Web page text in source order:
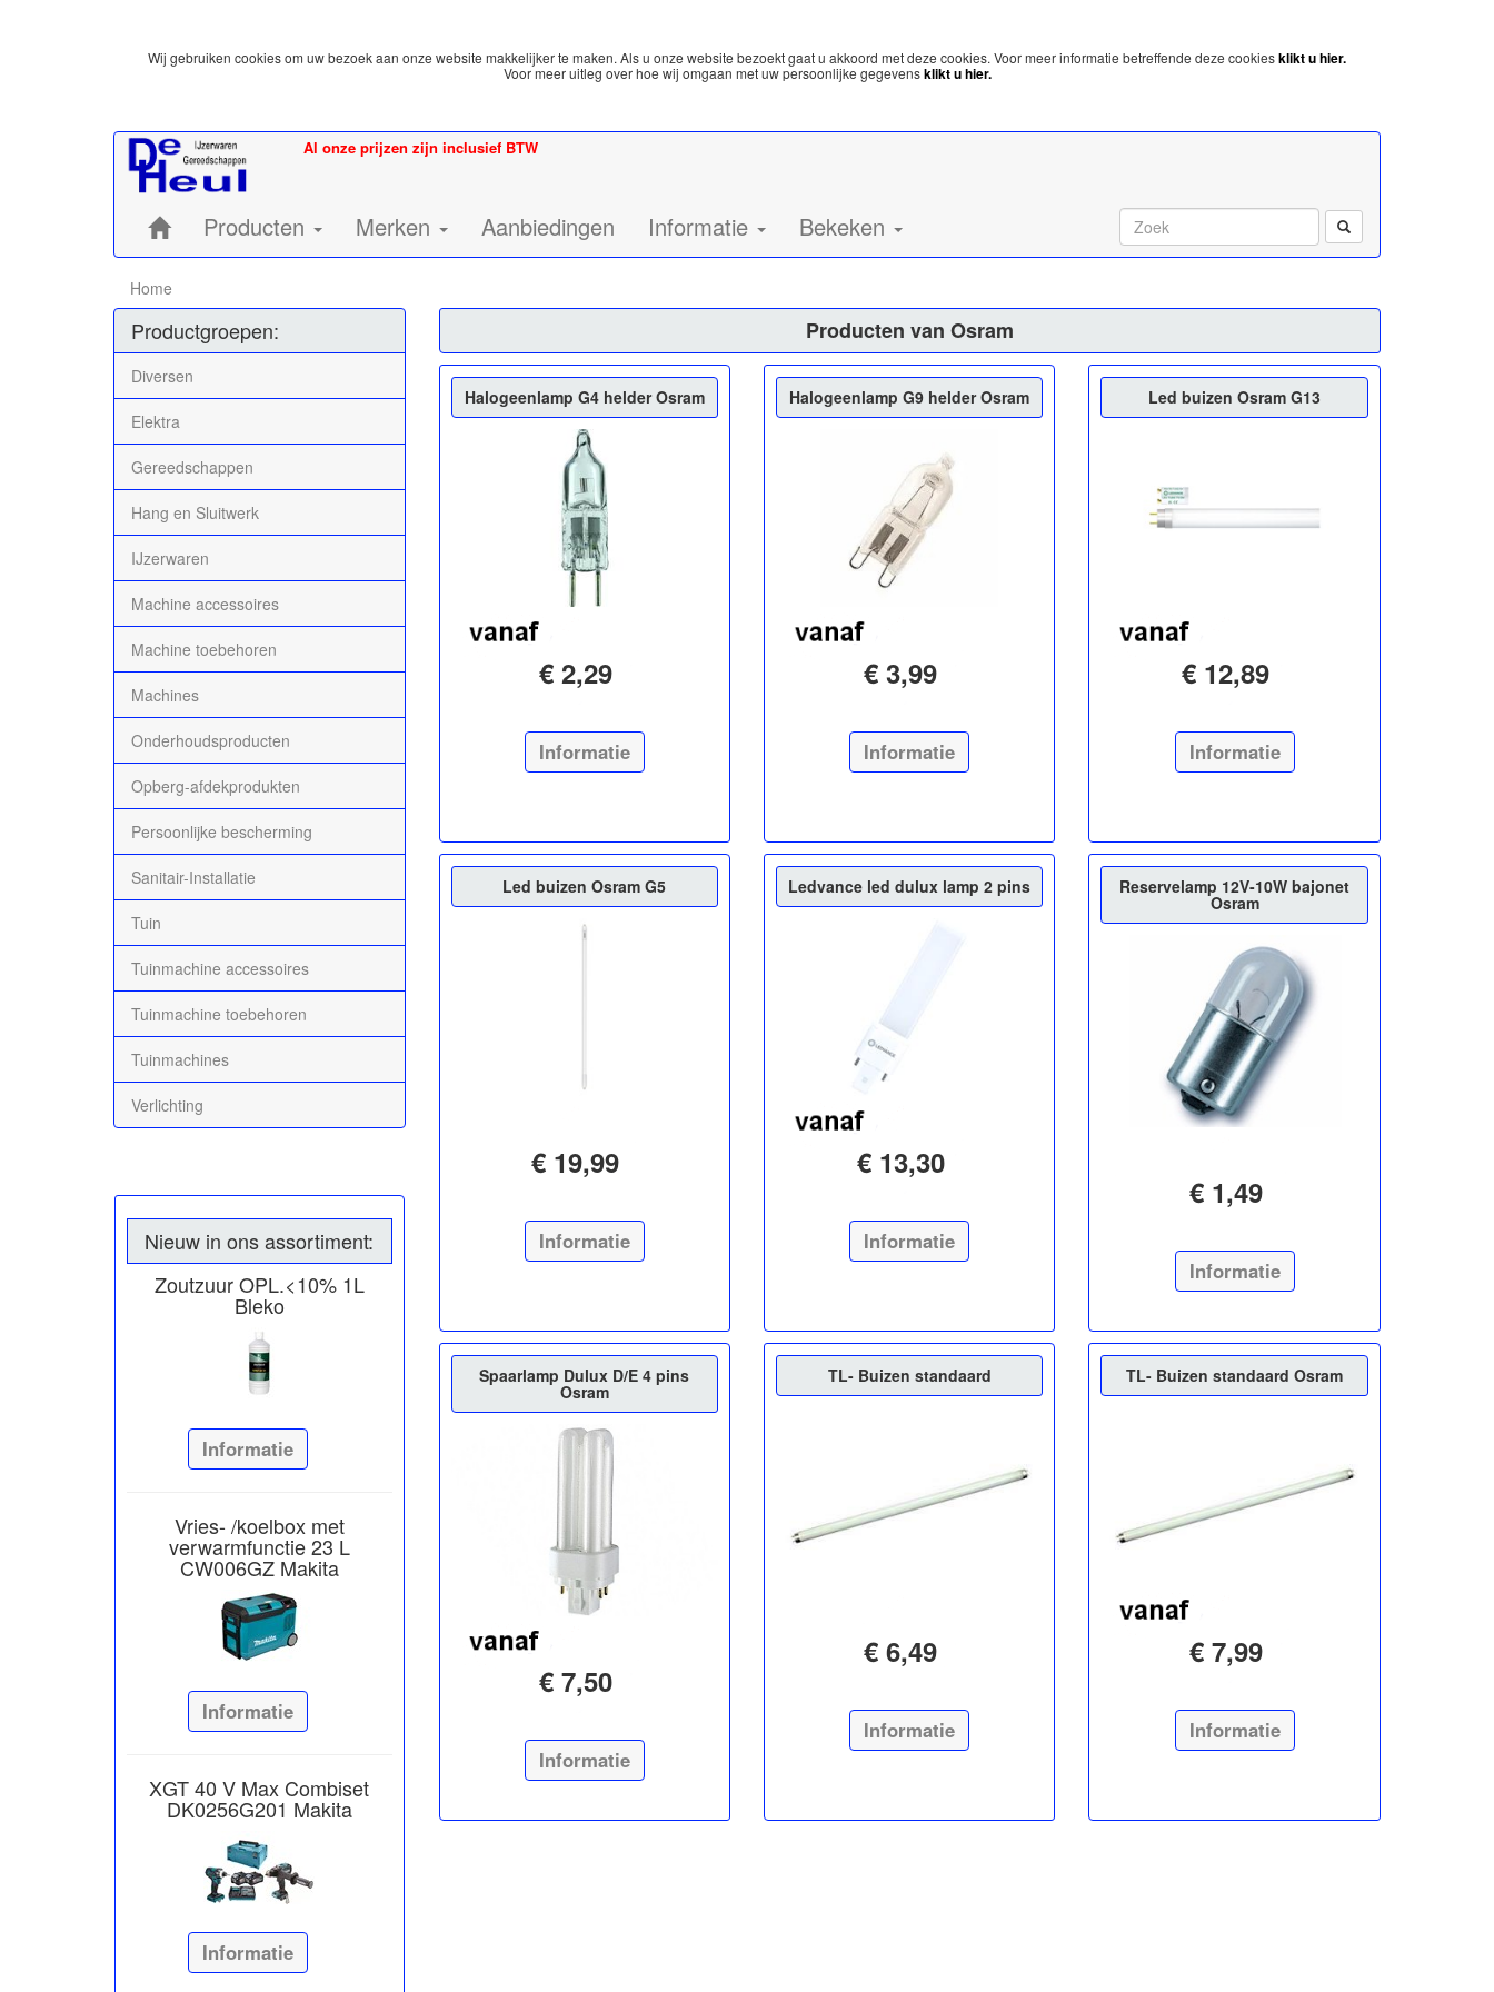
Wij gebruiken cookies om uw bezoek aan onze website makkelijker te maken. Als u onze website bezoekt gaat u akkoord met deze cookies. Voor meer informatie betreffende deze cookiesklikt u hier.
Voor meer uitleg over hoe wij omgaan met uw persoonlijke gegevensklikt u hier.
Al onze prijzen zijn inclusief BTW
Home:Producten Merken Aanbiedingen Informatie Bekeken
Home
Productgroepen:
Diversen
Elektra
Gereedschappen
Hang en Sluitwerk
IJzerwaren
Machine accessoires
Machine toebehoren
Machines
Onderhoudsproducten
Opberg-afdekprodukten
Persoonlijke bescherming
Sanitair-Installatie
Tuin
Tuinmachine accessoires
Tuinmachine toebehoren
Tuinmachines
Verlichting
Nieuw in ons assortiment:
Zoutzuur OPL.<10% 1L
Bleko
Informatie
Vries- /koelbox met
verwarmfunctie 23 L
CW006GZ Makita
Informatie
XGT 40 V Max Combiset
DK0256G201 Makita
Informatie
Producten van Osram
Halogeenlamp G4 helder Osram
€ 2,29
Informatie
Halogeenlamp G9 helder Osram
€ 3,99
Informatie
Led buizen Osram G13
€ 12,89
Informatie
Led buizen Osram G5
€ 19,99
Informatie
Ledvance led dulux lamp 2 pins
€ 13,30
Informatie
Reservelamp 12V-10W bajonet
Osram
€ 1,49
Informatie
Spaarlamp Dulux D/E 4 pins
Osram
€ 7,50
Informatie
TL- Buizen standaard
€ 6,49
Informatie
TL- Buizen standaard Osram
€ 7,99
Informatie